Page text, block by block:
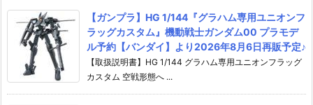
【ガンプラ】HG 1/144『グラハム専用ユニオンフ
ラッグカスタム』機動戦士ガンダム00 プラモデ
ル予約【バンダイ】より2026年8月6日再販予定♪
【取扱説明書】HG 1/144 グラハム専用ユニオンフラッグ
カスタム 空戦形態へ ...